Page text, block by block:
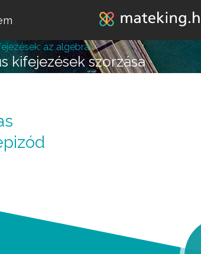
Jump to navigation
az algebra
kifejezések szorzása
lépésre vagy
melléd álljon
REGISZTRÁLOK/